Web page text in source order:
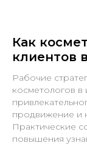
Как
клиентов
Рабочие
косметологов в
продвижение и
Практические
повышения